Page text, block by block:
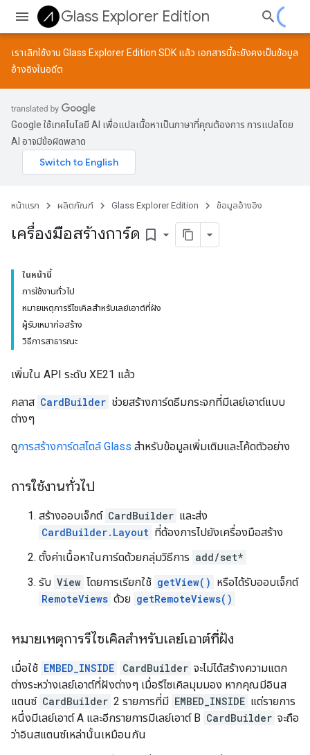
Glass Explorer Edition
เราเลิกใช้งาน Glass Explorer Edition SDK แล้ว เอกสารนี้จะยังคงเป็นข้อมูล
อ้างอิงในอดีต
Google ใช้เทคโนโลยี AI เพื่อแปลเนื้อหาเป็นภาษาที่คุณต้องการ การแปลโดย
AI อาจมีข้อผิดพลาด
หน้าแรก ผลิตภัณฑ์ Glass Explorer Edition ข้อมูลอ้างอิง
เครื่องมือสร้างการ์ด bookmark_border
ในหน้านี้
การใช้งานทั่วไป
หมายเหตุการรีไซเคิลสำหรับเลย์เอาต์ที่ฝัง
ผู้รับเหมาก่อสร้าง
วิธีการสาธารณะ
เพิ่มใน API ระดับ XE21 แล้ว
คลาส CardBuilder ช่วยสร้างการ์ดธีมกระจกที่มีเลย์เอาต์แบบ
ต่างๆ
ดูการสร้างการ์ดสไตล์ Glass สำหรับข้อมูลเพิ่มเติมและโค้ดตัวอย่าง
การใช้งานทั่วไป
สร้างออบเจ็กต์ CardBuilder และส่ง
CardBuilder.Layout ที่ต้องการไปยังเครื่องมือสร้าง
ตั้งค่าเนื้อหาในการ์ดด้วยกลุ่มวิธีการ add/set*
รับ View โดยการเรียกใช้ getView() หรือได้รับออบเจ็กต์
RemoteViews ด้วย getRemoteViews()
หมายเหตุการรีไซเคิลสำหรับเลย์เอาต์ที่ฝัง
เมื่อใช้ EMBED_INSIDE CardBuilder จะไม่ได้สร้างความแตก
ต่างระหว่างเลย์เอาต์ที่ฝังต่างๆ เมื่อรีไซเคิลมุมมอง หากคุณมีอินส
แตนซ์ CardBuilder 2 รายการที่มี EMBED_INSIDE แต่รายการ
หนึ่งมีเลย์เอาต์ A และอีกรายการมีเลย์เอาต์ B CardBuilder จะถือ
ว่าอินสแตนซ์เหล่านั้นเหมือนกัน